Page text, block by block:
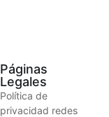
Páginas
Legales
Política de
privacidad redes